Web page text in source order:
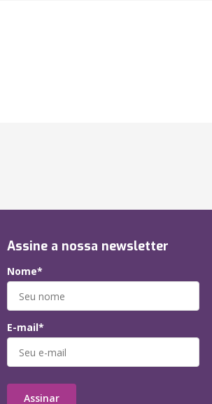
Assine a nossa newsletter
Nome*
E-mail*
Assinar